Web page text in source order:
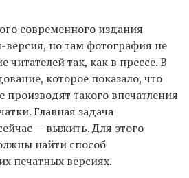
современного издания
версия, но там фотография не
читателей так, как в прессе. В
которое показало, что
такого впечатления
Главная задача
— выжить. Для этого
найти способ
печатных версиях.